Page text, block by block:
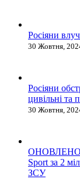
Росіяни
30 Жовтня,
Росіяни
цивільні та
30 Жовтня,
ОНОВЛЕНО:
Sport за 2
ЗСУ